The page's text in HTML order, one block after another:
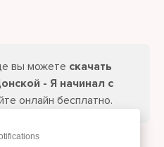
вы можете скачать
- Я начинал с
онлайн бесплатно.